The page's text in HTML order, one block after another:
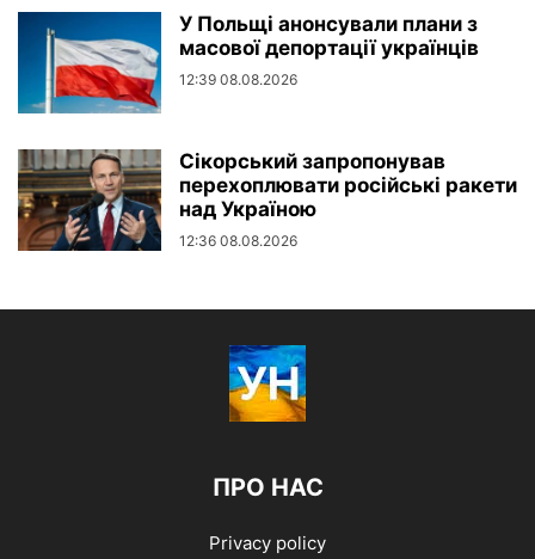
У Польщі анонсували плани з
масової депортації українців
12:39 08.08.2026
Сікорський запропонував
перехоплювати російські ракети
над Україною
12:36 08.08.2026
ПРО НАС
Privacy policy